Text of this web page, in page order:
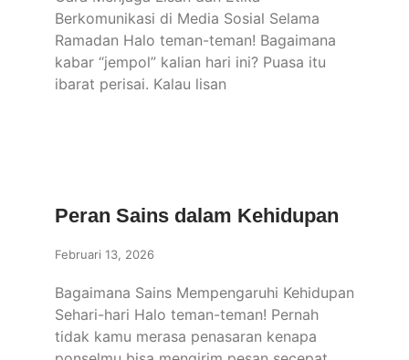
Berkomunikasi di Media Sosial Selama
Ramadan Halo teman-teman! Bagaimana
kabar “jempol” kalian hari ini? Puasa itu
ibarat perisai. Kalau lisan
Peran Sains dalam Kehidupan
Februari 13, 2026
Bagaimana Sains Mempengaruhi Kehidupan
Sehari-hari Halo teman-teman! Pernah
tidak kamu merasa penasaran kenapa